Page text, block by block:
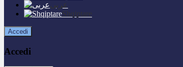
عربى
Shqiptare
Accedi
Accedi